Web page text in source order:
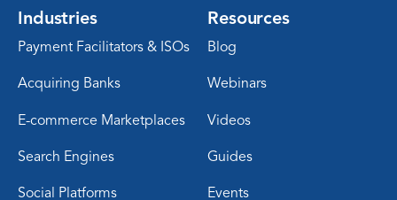
Industries
Payment Facilitators & ISOs
Acquiring Banks
E-commerce Marketplaces
Search Engines
Social Platforms
Resources
Blog
Webinars
Videos
Guides
Events